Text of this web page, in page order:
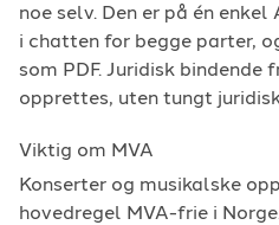
noe selv. Den er på én
i chatten for begge parter,
som PDF. Juridisk
opprettes, uten tungt
Viktig om MVA
Konserter og musikalske
hovedregel MVA-frie i